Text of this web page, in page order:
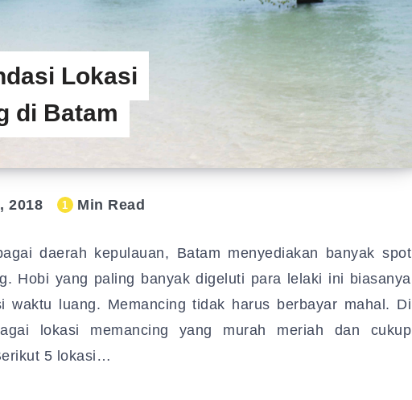
Lokasi
di Batam
2018 1 Min Read
daerah kepulauan, Batam menyediakan banyak spot
Hobi yang paling banyak digeluti para lelaki ini biasanya
waktu luang. Memancing tidak harus berbayar mahal. Di
lokasi memancing yang murah meriah dan cukup
5 lokasi…